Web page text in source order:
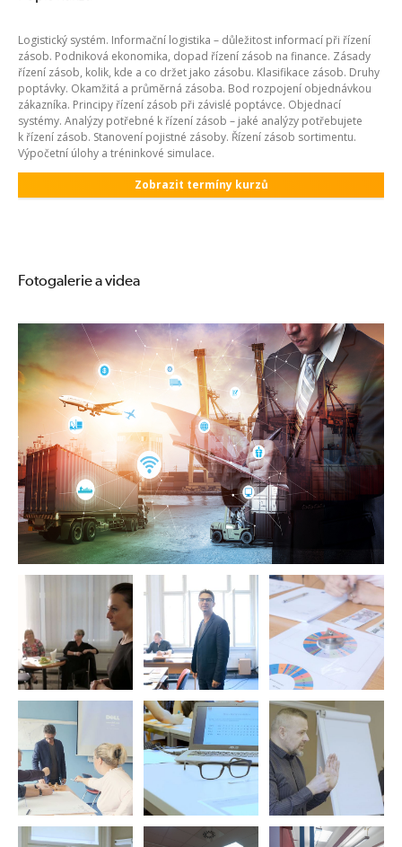
Logistický systém. Informační logistika – důležitost informací při řízení
zásob. Podniková ekonomika, dopad řízení zásob na finance. Zásady
řízení zásob, kolik, kde a co držet jako zásobu. Klasifikace zásob. Druhy
poptávky. Okamžitá a průměrná zásoba. Bod rozpojení objednávkou
zákazníka. Principy řízení zásob při závislé poptávce. Objednací
systémy. Analýzy potřebné k řízení zásob – jaké analýzy potřebujete
k řízení zásob. Stanovení pojistné zásoby. Řízení zásob sortimentu.
Výpočetní úlohy a tréninkové simulace.
Zobrazit termíny kurzů
Fotogalerie a videa